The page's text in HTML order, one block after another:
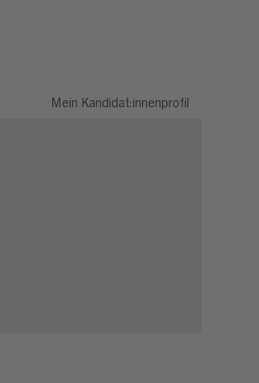
Mein Kandidat:innenprofil